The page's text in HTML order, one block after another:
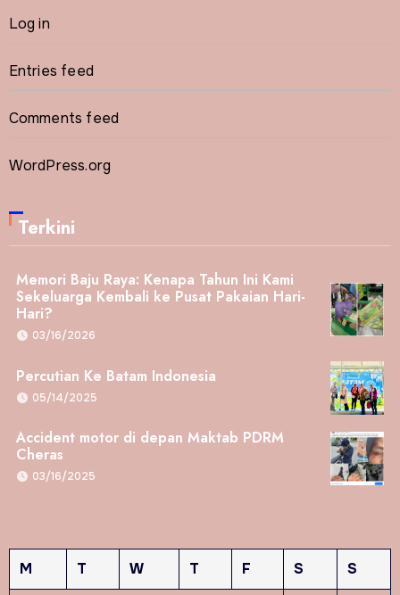
Log in
Entries feed
Comments feed
WordPress.org
Terkini
Memori Baju Raya: Kenapa Tahun Ini Kami
Sekeluarga Kembali ke Pusat Pakaian Hari-
Hari?
03/16/2026
Percutian Ke Batam Indonesia
05/14/2025
Accident motor di depan Maktab PDRM
Cheras
03/16/2025
M T W T F S
S